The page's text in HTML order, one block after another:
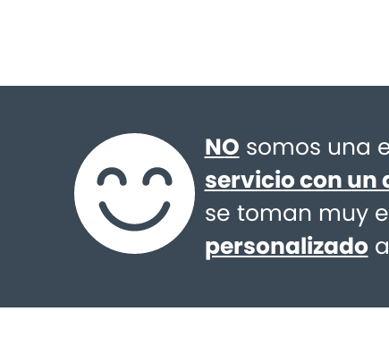
NO somos una
servicio con un
se toman muy
personalizadoa